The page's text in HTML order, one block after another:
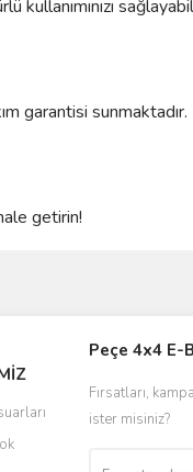
garantisi
getirin!
Peçe 4x4 E-
Fırsatları,
ister misiniz?